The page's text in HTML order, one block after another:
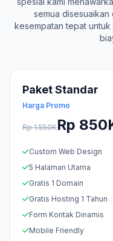
semua disesuaikan
kesempatan tepat
Paket Standar
Harga Promo
Rp 1.550KRp
Custom Web Design
5 Halaman Utama
Gratis 1 Domain
Gratis Hosting 1 Tahun
Form Kontak Dinamis
Mobile Friendly